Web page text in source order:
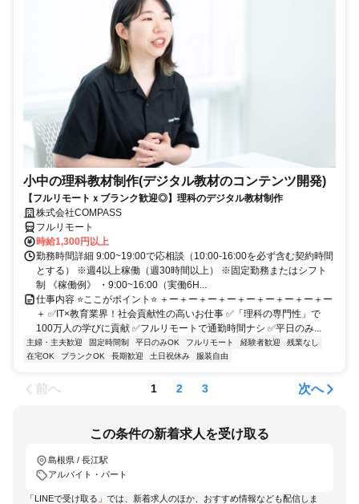
小中の理科教材制作(デジタル教材のコンテンツ開発)
【フルリモートｘブランク歓迎◎】理科のデジタル教材制作
株式会社COMPASS
フルリモート
時給1,300円以上
勤務時間詳細 9:00~19:00で応相談（10:00-16:00を必ず含む契約時間
とする） ※週4以上稼働（週30時間以上） ※固定勤務またはシフト
制 《稼働例》 ・9:00~16:00（実働6H...
仕事内容 ⭐ここがポイント⭐ ＋ー＋ー＋ー＋ー＋ー＋ー＋ー＋ー＋ー
＋ ✅IT×教育業界！社会貢献性の高いお仕事 ✅「理科の専門性」で
100万人の学びに貢献 ✅フルリモートで通勤時間ナシ ✅平日のみ...
主婦・主夫歓迎 固定時間制 平日のみOK フルリモート 経験者歓迎
残業なし
在宅OK
ブランクOK 長期歓迎 土日祝休み 服装自由
前へ 1 2 3 次へ
この条件の新着求人を受け取る
島根県 / 長江駅
アルバイト・パート
「LINEで受け取る」では、新着求人のほか、おすすめ情報なども配信しま